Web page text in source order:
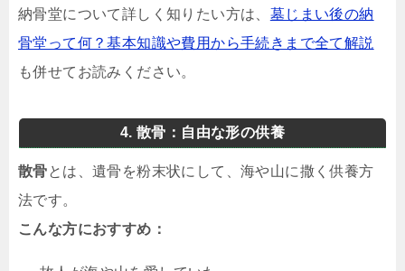
納骨堂について詳しく知りたい方は、 墓じまい後の納
骨堂って何？基本知識や費用から手続きまで全て解説
も併せてお読みください。
4. 散骨：自由な形の供養
散骨とは、遺骨を粉末状にして、海や山に撒く供養方
法です。
こんな方におすすめ：